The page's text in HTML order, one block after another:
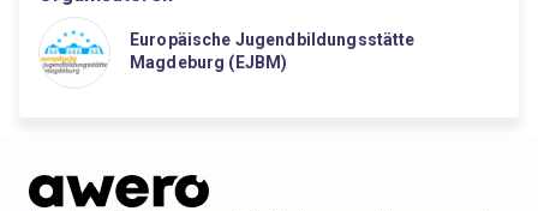
Europäische Jugendbildungsstätte
Magdeburg (EJBM)